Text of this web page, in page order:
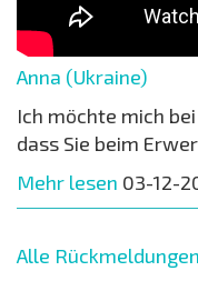
Anna (Ukraine)
Ich möchte mich
dass Sie beim
Mehr lesen 03-12-
Alle Rückmeldungen